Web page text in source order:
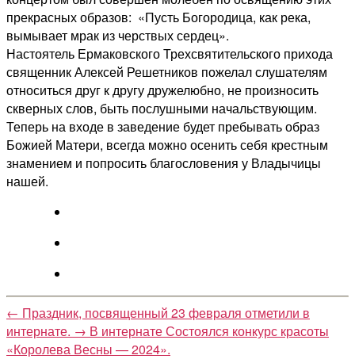
прекрасных образов: «Пусть Богородица, как река,
вымывает мрак из черствых сердец».
Настоятель Ермаковского Трехсвятительского прихода
священник Алексей Решетников пожелал слушателям
относиться друг к другу дружелюбно, не произносить
скверных слов, быть послушными начальствующим.
Теперь на входе в заведение будет пребывать образ
Божией Матери, всегда можно осенить себя крестным
знамением и попросить благословения у Владычицы
нашей.
← Праздник, посвященный 23 февраля отметили в
интернате. → В интернате Состоялся конкурс красоты
«Королева Весны — 2024».